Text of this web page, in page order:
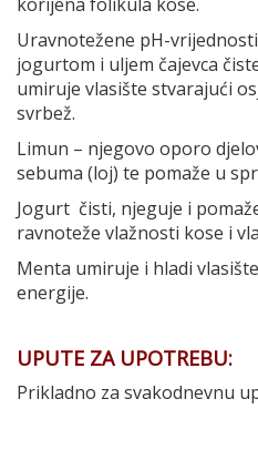
Uravnotežene pH-
jogurtom i uljem čajevca
umiruje vlasište stvarajući
svrbež.
Limun – njegovo oporo
sebuma (loj) te pomaže u
Jogurt čisti, njeguje i
ravnoteže vlažnosti kose i
Menta umiruje i hladi
energije.
UPUTE ZA UPOTREBU:
Prikladno za svakodnevnu